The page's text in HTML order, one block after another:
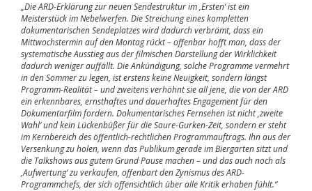
„Die ARD-Erklärung zur neuen Sendestruktur im ‚Ersten‘ ist ein
Meisterstück im Nebelwerfen. Die Streichung eines kompletten
dokumentarischen Sendeplatzes wird dadurch verbrämt, dass ein
Mittwochstermin auf den Montag rückt – offenbar hofft man, dass der
systematische Ausstieg aus der filmischen Darstellung der Wirklichkeit
dadurch weniger auffällt. Die Ankündigung, solche Programme vermehrt
in den Sommer zu legen, ist erstens keine Neuigkeit, sondern längst
Programm-Realität – und zweitens verhöhnt sie all jene, die von der ARD
ein erkennbares, ernsthaftes und dauerhaftes Engagement für den
Dokumentarfilm fordern. Dokumentarisches Fernsehen ist nicht ‚zweite
Wahl‘ und kein Lückenbüßer für die Saure-Gurken-Zeit, sondern er steht
im Kernbereich des öffentlich-rechtlichen Programmauftrags. Ihn aus der
Versenkung zu holen, wenn das Publikum gerade im Biergarten sitzt und
die Talkshows aus gutem Grund Pause machen – und das auch noch als
‚Aufwertung‘ zu verkaufen, offenbart den Zynismus des ARD-
Programmchefs, der sich offensichtlich über alle Kritik erhaben fühlt.“